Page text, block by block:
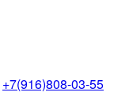
+7(916)808-03-55